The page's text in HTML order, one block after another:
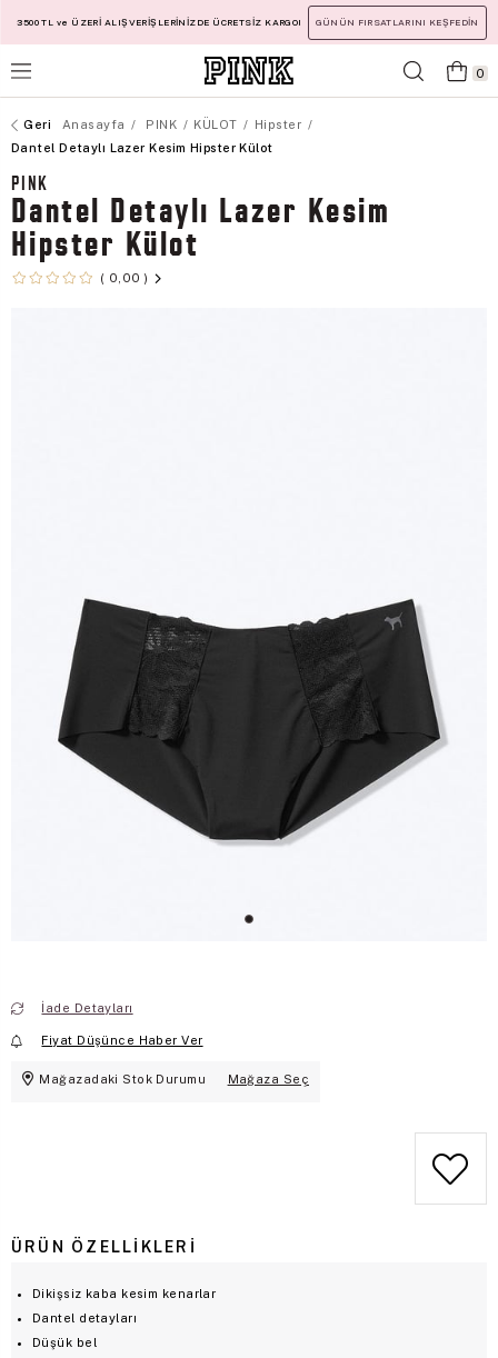
3500 TL ve ÜZERİ ALIŞVERİŞLERİNİZDE ÜCRETSİZ KARGO! GÜNÜN FIRSATLARINI KEŞFEDİN
0
Anasayfa PINK KÜLOT
Hipster
Dantel Detaylı Lazer Kesim Hipster Külot
PINK
Dantel Detaylı Lazer Kesim
Hipster Külot
0,00
İade Detayları
Fiyat Düşünce Haber Ver
Mağazadaki Stok Durumu Mağaza Seç
ÜRÜN ÖZELLIKLERI
Dikişsiz kaba kesim kenarlar
Dantel detayları
Düşük bel